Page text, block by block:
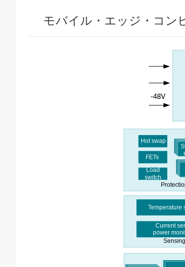
モバイル・エッジ・コン
-48V
Sensing
Temperature
Current
power
Hot swap
Load
switch
FETs